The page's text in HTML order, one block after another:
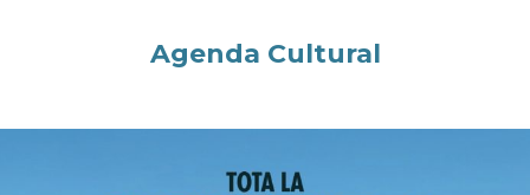
Agenda Cultural